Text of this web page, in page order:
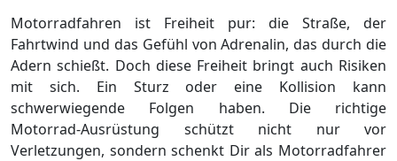
Motorradfahren ist Freiheit pur: die Straße, der
Fahrtwind und das Gefühl von Adrenalin, das durch die
Adern schießt. Doch diese Freiheit bringt auch Risiken
mit sich. Ein Sturz oder eine Kollision kann
schwerwiegende Folgen haben. Die richtige
Motorrad‑Ausrüstung schützt nicht nur vor
Verletzungen, sondern schenkt Dir als Motorradfahrer